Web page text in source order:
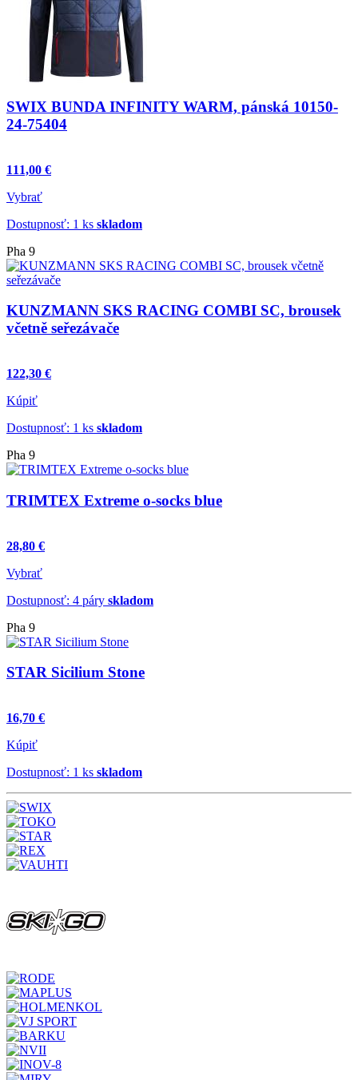
SWIX BUNDA INFINITY WARM, pánská 10150-
24-75404
111,00 €
Vybrať
Dostupnosť: 1 ks skladom
Pha 9
KUNZMANN SKS RACING COMBI SC, brousek
včetně seřezávače
122,30 €
Kúpiť
Dostupnosť: 1 ks skladom
Pha 9
TRIMTEX Extreme o-socks blue
28,80 €
Vybrať
Dostupnosť: 4 páry skladom
Pha 9
STAR Sicilium Stone
16,70 €
Kúpiť
Dostupnosť: 1 ks skladom